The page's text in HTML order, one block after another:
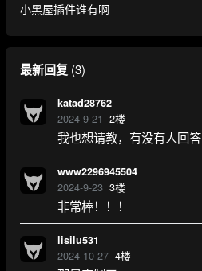
小黑屋插件谁有啊
最新回复(3)
katad28762
2024-9-21 2楼
我也想请教，有没有人回答
www2296945504
2024-9-23 3楼
非常棒！！！
lisilu531
2024-10-27 4楼